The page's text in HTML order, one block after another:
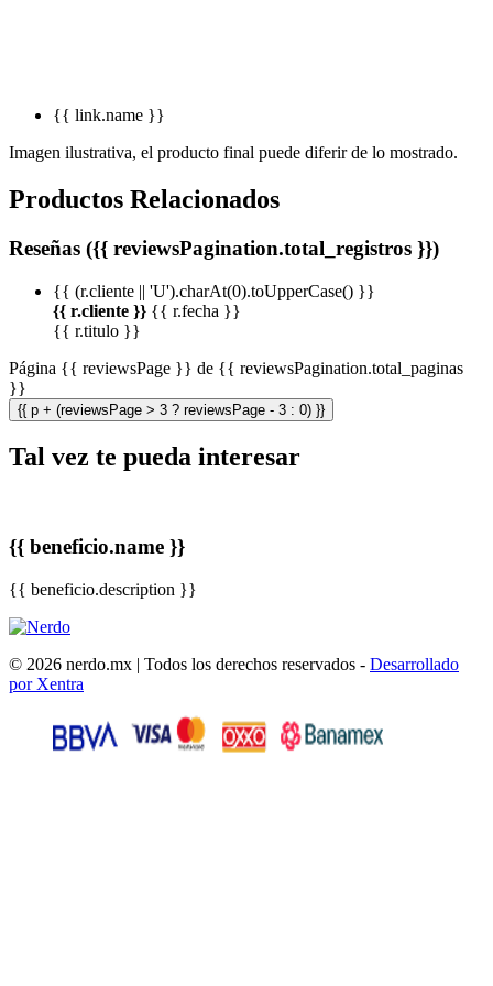
{{ link.name }}
Imagen ilustrativa, el producto final puede diferir de lo mostrado.
Productos Relacionados
Reseñas ({{ reviewsPagination.total_registros }})
{{ (r.cliente || 'U').charAt(0).toUpperCase() }}
{{ r.cliente }} {{ r.fecha }}
{{ r.titulo }}
Página {{ reviewsPage }} de {{ reviewsPagination.total_paginas
}}
{{ p + (reviewsPage > 3 ? reviewsPage - 3 : 0) }}
Tal vez te pueda interesar
{{ beneficio.name }}
{{ beneficio.description }}
© 2026 nerdo.mx | Todos los derechos reservados - Desarrollado
por Xentra